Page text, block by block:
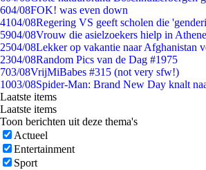
604/08FOK! was even down
4104/08Regering VS geeft scholen die
5904/08Vrouw die asielzoekers hielp in
2504/08Lekker op vakantie naar Afghanistan
2304/08Random Pics van de Dag #1975
703/08VrijMiBabes #315 (not very sfw!)
1003/08Spider-Man: Brand New Day knalt
Laatste items
Laatste items
Toon berichten uit deze thema's
Actueel
Entertainment
Sport